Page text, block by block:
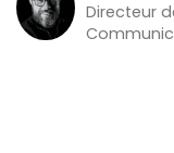
Directeur